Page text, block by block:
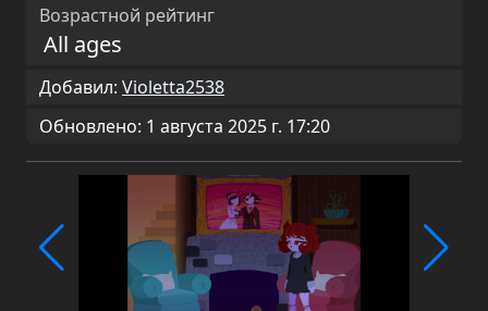
Возрастной рейтинг
All ages
Добавил: Violetta2538
Обновлено: 1 августа 2025 г. 17:20